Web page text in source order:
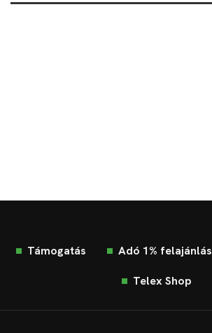
Támogatás Adó 1% felajánlás
Telex Shop